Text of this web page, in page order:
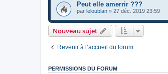
Peut elle amerrir ???
par leloublan » 27 déc. 2019 23:59
Nouveau sujet
Revenir à l’accueil du forum
PERMISSIONS DU FORUM